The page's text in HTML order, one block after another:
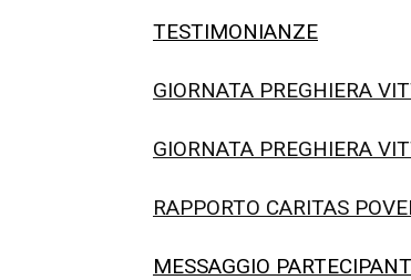
TESTIMONIANZE
GIORNATA PREGHIERA
GIORNATA PREGHIERA
RAPPORTO CARITAS
MESSAGGIO